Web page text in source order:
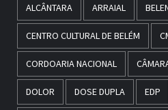
ALCÂNTARA ARRAIAL
CENTRO CULTURAL DE BELÉM
CORDOARIA NACIONAL
DOLOR DOSE DUPLA EDP